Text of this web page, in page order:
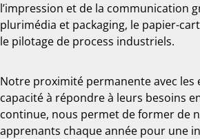
l’impression et de la communication
plurimédia et packaging, le papier-
le pilotage de process industriels.
Notre proximité permanente avec
capacité à répondre à leurs besoins
continue, nous permet de former de
apprenants chaque année pour une